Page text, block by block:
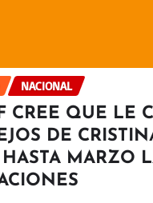
NACIONAL
CREE QUE LE
DE
MARZO